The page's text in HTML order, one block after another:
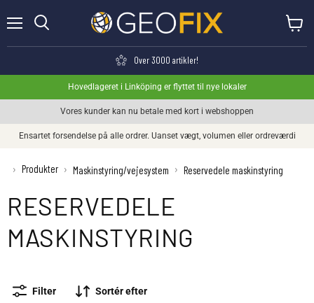
Over 3000 artikler!
Hovedlageret i Linköping er flyttet til nye lokaler
Vores kunder kan nu betale med kort i webshoppen
Ensartet forsendelse på alle ordrer. Uanset vægt, volumen eller ordreværdi
› Produkter › Maskinstyring/vejesystem › Reservedele maskinstyring
RESERVEDELE
MASKINSTYRING
Filter Sortér efter